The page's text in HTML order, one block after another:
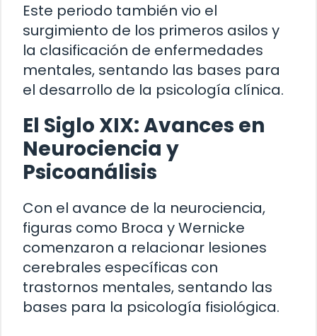
Este periodo también vio el
surgimiento de los primeros asilos y
la clasificación de enfermedades
mentales, sentando las bases para
el desarrollo de la psicología clínica.
El Siglo XIX: Avances en
Neurociencia y
Psicoanálisis
Con el avance de la neurociencia,
figuras como Broca y Wernicke
comenzaron a relacionar lesiones
cerebrales específicas con
trastornos mentales, sentando las
bases para la psicología fisiológica.